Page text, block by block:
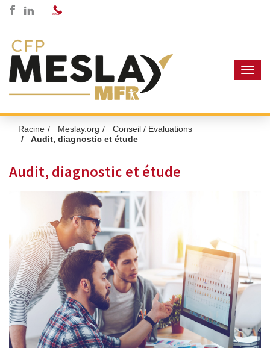
RÉSEAUX
SOCIAUX
Facebook
LinkedIn
Racine Meslay.org
Conseil / Evaluations
Audit, diagnostic et étude
Audit, diagnostic et étude